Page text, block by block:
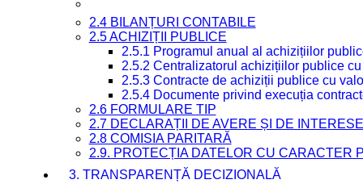
2.4 BILANȚURI CONTABILE
2.5 ACHIZIȚII PUBLICE
2.5.1 Programul anual al achizițiilor
2.5.2 Centralizatorul achizițiilor publice
2.5.3 Contracte de achiziții publice cu
2.5.4 Documente privind execuția
2.6 FORMULARE TIP
2.7 DECLARAȚII DE AVERE ȘI DE INTERESE
2.8 COMISIA PARITARĂ
2.9. PROTECȚIA DATELOR CU CARACTER
3. TRANSPARENȚĂ DECIZIONALĂ